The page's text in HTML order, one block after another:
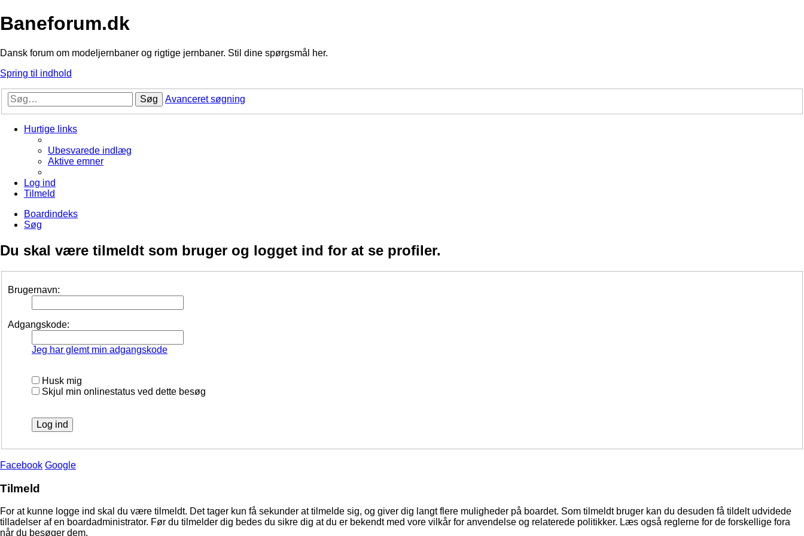
Baneforum.dk
Dansk forum om modeljernbaner og rigtige jernbaner. Stil dine spørgsmål her.
Spring til indhold
Søg Avanceret søgning
Hurtige links
Ubesvarede indlæg
Aktive emner
Log ind
Tilmeld
Boardindeks
Søg
Du skal være tilmeldt som bruger og logget ind for at se profiler.
Brugernavn:
Adgangskode:
Jeg har glemt min adgangskode
Husk mig
Skjul min onlinestatus ved dette besøg
Facebook Google
Tilmeld
For at kunne logge ind skal du være tilmeldt. Det tager kun få sekunder at tilmelde sig, og giver dig langt flere muligheder på boardet. Som tilmeldt bruger kan du desuden få tildelt udvidede
tilladelser af en boardadministrator. Før du tilmelder dig bedes du sikre dig at du er bekendt med vore vilkår for anvendelse og relaterede politikker. Læs også reglerne for de forskellige fora
når du besøger dem.